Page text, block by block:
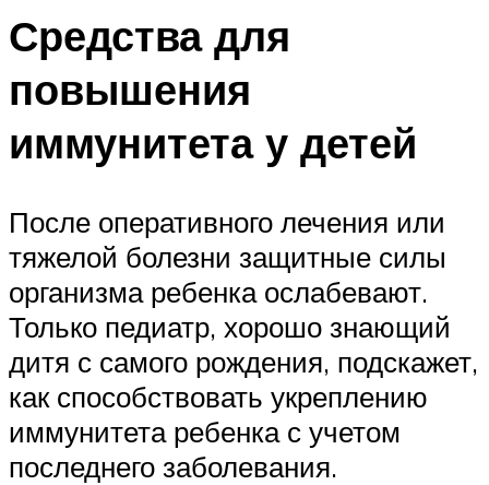
Средства для
повышения
иммунитета у детей
После оперативного лечения или
тяжелой болезни защитные силы
организма ребенка ослабевают.
Только педиатр, хорошо знающий
дитя с самого рождения, подскажет,
как способствовать укреплению
иммунитета ребенка с учетом
последнего заболевания.